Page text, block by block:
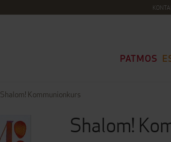
PATMOS
Shalom! Kommunionkurs
Shalom!